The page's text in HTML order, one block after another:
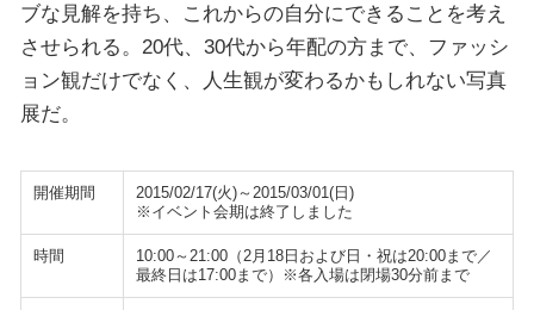
ブな見解を持ち、これからの自分にできることを考え
させられる。20代、30代から年配の方まで、ファッシ
ョン観だけでなく、人生観が変わるかもしれない写真
展だ。
開催期間
2015/02/17(火)～2015/03/01(日)
※イベント会期は終了しました
時間
10:00～21:00（2月18日および日・祝は20:00まで／
最終日は17:00まで）※各入場は閉場30分前まで